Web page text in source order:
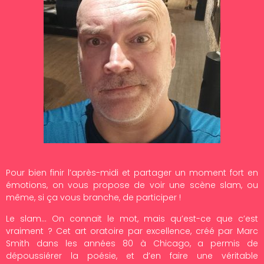
Pour bien finir l’après-midi et partager un moment fort en
émotions, on vous propose de voir une scène slam, ou
même, si ça vous branche, de participer !
Le slam… On connait le mot, mais qu’est-ce que c’est
vraiment ? Cet art oratoire par excellence, créé par Marc
Smith dans les années 80 à Chicago, a permis de
dépoussiérer la poésie, et d’en faire une véritable